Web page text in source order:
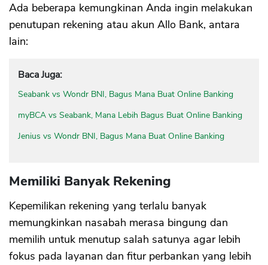
Ada beberapa kemungkinan Anda ingin melakukan
penutupan rekening atau akun Allo Bank, antara
lain:
Baca Juga:
Seabank vs Wondr BNI, Bagus Mana Buat Online Banking
myBCA vs Seabank, Mana Lebih Bagus Buat Online Banking
Jenius vs Wondr BNI, Bagus Mana Buat Online Banking
Memiliki Banyak Rekening
Kepemilikan rekening yang terlalu banyak
memungkinkan nasabah merasa bingung dan
memilih untuk menutup salah satunya agar lebih
fokus pada layanan dan fitur perbankan yang lebih